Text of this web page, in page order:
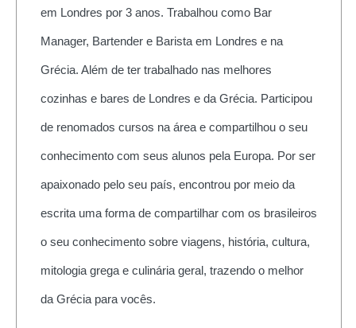
em Londres por 3 anos. Trabalhou como Bar
Manager, Bartender e Barista em Londres e na
Grécia. Além de ter trabalhado nas melhores
cozinhas e bares de Londres e da Grécia. Participou
de renomados cursos na área e compartilhou o seu
conhecimento com seus alunos pela Europa. Por ser
apaixonado pelo seu país, encontrou por meio da
escrita uma forma de compartilhar com os brasileiros
o seu conhecimento sobre viagens, história, cultura,
mitologia grega e culinária geral, trazendo o melhor
da Grécia para vocês.